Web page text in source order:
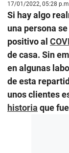
17/01/2022, 05:28
Si hay algo
una persona
positivo al
de casa. Sin
en algunas
de esta
unos clientes
historia que